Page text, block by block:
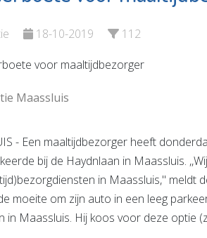
18-10-2019 112
Maassluis
- Een maaltijdbezorger heeft
bij de Haydnlaan in Maassluis.
in Maassluis,'' meldt
moeite om zijn auto in een leeg
in Maassluis. Hij koos voor deze optie
Bekijk de pagina